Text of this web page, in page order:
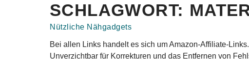
SCHLAGWORT:
Nützliche Nähgadgets
Bei allen Links handelt es sich um Amazon-Affiliate-
Unverzichtbar für Korrekturen und das Entfernen von